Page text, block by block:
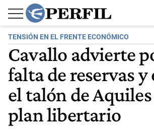
TENSIÓN EN EL FRENTE ECONÓMICO
Cavallo advierte
falta de reservas y
el talón de
plan libertario